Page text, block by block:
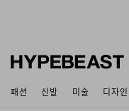
패션 신발 미술 디자인